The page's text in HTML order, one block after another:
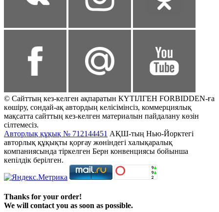
© Сайттың кез-келген ақпаратын КҮТІЛГЕН FORBIDDEN-ға
көшіру, сондай-ақ автордың келісімінсіз, коммерциялық
мақсатта сайттың кез-келген материалын пайдалану көзін
сілтемесіз.
Авторлық құқық № 712144451 АҚШ-тың Нью-Йорктегі
авторлық құқықты қорғау жөніндегі халықаралық
компаниясында тіркелген Берн конвенциясы бойынша
кепілдік берілген.
Thanks for your order!
We will contact you as soon as possible.